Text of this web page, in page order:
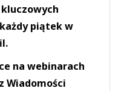
piątek w
na webinarach
Wiadomości